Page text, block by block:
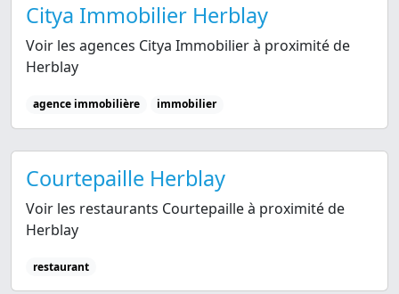
Citya Immobilier Herblay
Voir les agences Citya Immobilier à proximité de
Herblay
agence immobilière immobilier
Courtepaille Herblay
Voir les restaurants Courtepaille à proximité de
Herblay
restaurant